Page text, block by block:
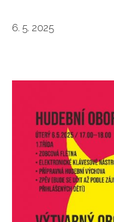
6. 5. 2025